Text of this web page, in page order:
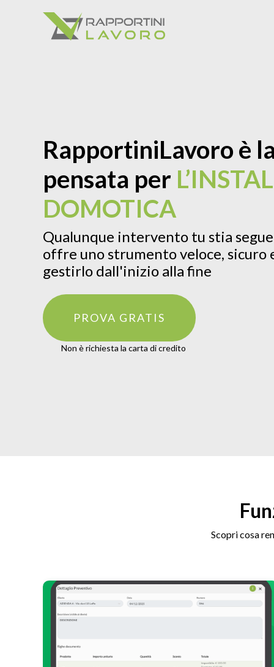
RapportiniLavoro è
pensata per
DOMOTICA
Qualunque intervento tu stia
offre uno strumento veloce, sicuro
gestirlo dall'inizio alla fine
PROVA GRATIS
Non è richiesta la carta di credito
Scopri cosa